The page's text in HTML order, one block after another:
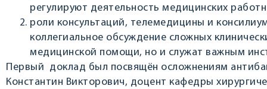
регулируют деятельность медицинских
роли консультаций, телемедицины и
коллегиальное обсуждение сложных
медицинской помощи, но и служат важным
Первый доклад был посвящён осложнениям
Константин Викторович, доцент кафедры